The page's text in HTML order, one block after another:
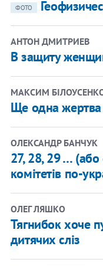
ФОТО
АНТОН ДМИТРИЕВ
В защиту
МАКСИМ
Ще одна жертва
ОЛЕКСАНДР БАНЧУК
27, 28, 29 …
комітетів по-
ОЛЕГ ЛЯШКО
Тягнибок хоче
дитячих сліз